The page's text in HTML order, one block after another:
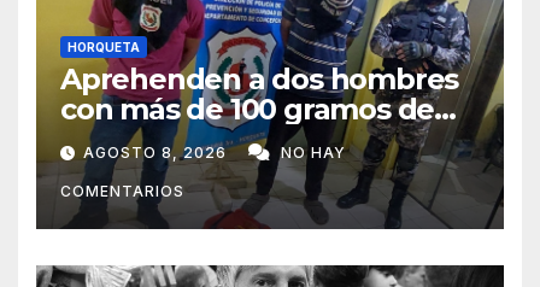
HORQUETA
Aprehenden a dos hombres
con más de 100 gramos de
supuesta marihuana en
Horqueta
AGOSTO 8, 2026 NO HAY
COMENTARIOS